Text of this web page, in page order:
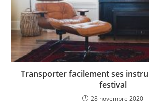
Transporter facilement ses
festival
28 novembre 2020